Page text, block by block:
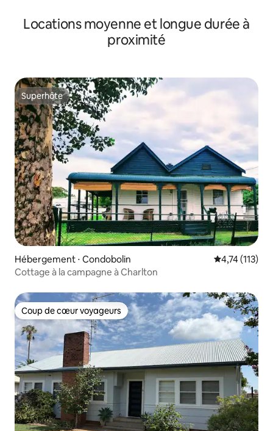
Locations moyenne et longue durée à
proximité
Superhôte
Superhôte
Hébergement ⋅ Condobolin Évaluation
4,74 (113)
Cottage à la campagne à Charlton
Coup de cœur voyageurs
Coup de cœur voyageurs